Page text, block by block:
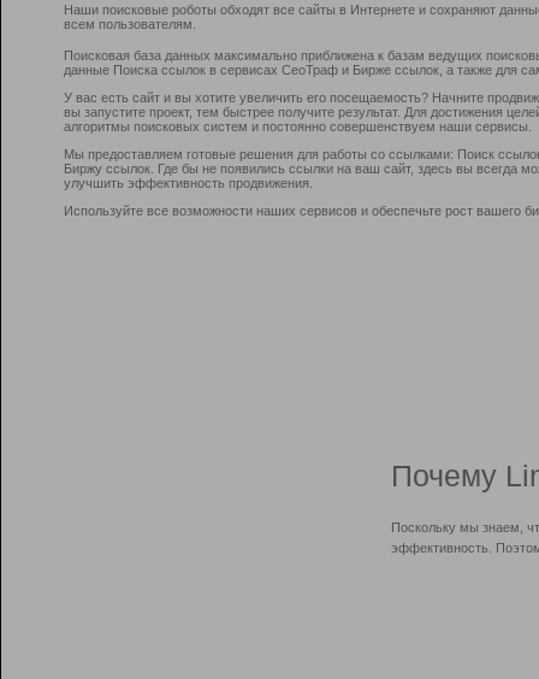
Наши поисковые роботы обходят все сайты в Интернете и сохраняют
всем пользователям.
Поисковая база данных максимально приближена к базам ведущих
данные Поиска ссылок в сервисах СеоТраф и Бирже ссылок, а также для
У вас есть сайт и вы хотите увеличить его посещаемость? Начните
вы запустите проект, тем быстрее получите результат. Для достижения
алгоритмы поисковых систем и постоянно совершенствуем наши сервисы.
Мы предоставляем готовые решения для работы со ссылками: Поиск
Биржу ссылок. Где бы не появились ссылки на ваш сайт, здесь вы всегда
улучшить эффективность продвижения.
Используйте все возможности наших сервисов и обеспечьте рост вашего
Почему
Поскольку мы знаем,
эффективность.